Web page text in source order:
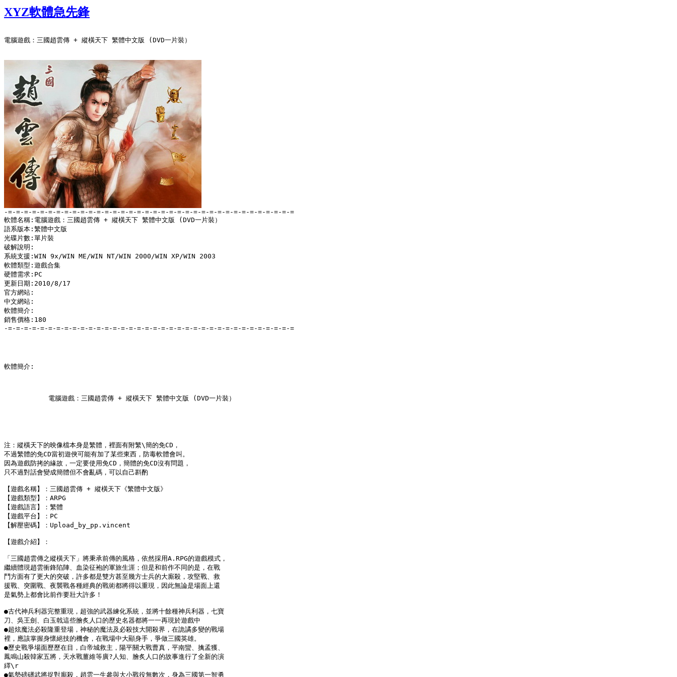
XYZ軟體急先鋒
電腦遊戲：三國趙雲傳 + 縱橫天下 繁體中文版 (DVD一片裝）
軟體名稱:電腦遊戲：三國趙雲傳 + 縱橫天下 繁體中文版 (DVD一片裝）
語系版本:繁體中文版
光碟片數:單片裝
破解說明:
系統支援:WIN 9x/WIN ME/WIN NT/WIN 2000/WIN XP/WIN 2003
軟體類型:遊戲合集
硬體需求:PC
更新日期:2010/8/17
官方網站:
中文網站:
軟體簡介:
銷售價格:180
-=-=-=-=-=-=-=-=-=-=-=-=-=-=-=-=-=-=-=-=-=-=-=-=-=-=-=-=-=-=-=-=-=-=-=-=
軟體簡介:
           電腦遊戲：三國趙雲傳 + 縱橫天下 繁體中文版 (DVD一片裝）
注：縱橫天下的映像檔本身是繁體，裡面有附繁\簡的免CD，
不過繁體的免CD當初遊俠可能有加了某些東西，防毒軟體會叫。
因為遊戲防拷的緣故，一定要使用免CD，簡體的免CD沒有問題，
只不過對話會變成簡體但不會亂碼，可以自己斟酌
【遊戲名稱】：三國趙雲傳 + 縱橫天下《繁體中文版》
【遊戲類型】：ARPG
【遊戲語言】：繁體
【遊戲平台】：PC
【解壓密碼】：Upload_by_pp.vincent
【遊戲介紹】：
「三國趙雲傳之縱橫天下」將秉承前傳的風格，依然採用A.RPG的遊戲模式，
繼續體現趙雲衝鋒陷陣、血染征袍的軍旅生涯；但是和前作不同的是，在戰
鬥方面有了更大的突破，許多都是雙方甚至幾方士兵的大廝殺，攻堅戰、救
援戰、突圍戰、夜襲戰各種經典的戰術都將得以重現，因此無論是場面上還
是氣勢上都會比前作要壯大許多！
●古代神兵利器完整重現，超強的武器練化系統，並將十餘種神兵利器，七寶
刀、吳王劍、白玉戟這些膾炙人口的歷史名器都將一一再現於遊戲中
●超炫魔法必殺隆重登場，神秘的魔法及必殺技大開殺界，在詭譎多變的戰場
裡，應該掌握身懷絕技的機會，在戰場中大顯身手，爭做三國英雄。
●歷史戰爭場面歷歷在目，白帝城救主，陽平關大戰曹真，平南蠻、擒孟獲、
鳳鳴山殺韓家五將，天水戰薑維等廣?人知、膾炙人口的故事進行了全新的演
繹\r
●氣勢磅礡武將捉對廝殺，趙雲一生參與大小戰役無數次，身為三國第一智勇